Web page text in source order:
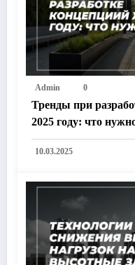
Admin 0
Тренды при
2025 году: что
10.03.2025